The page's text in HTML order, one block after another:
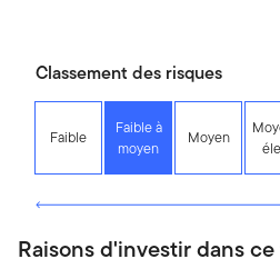
Classement des risques
Faible
Faible à
moyen
Moyen
Raisons d'investir dans